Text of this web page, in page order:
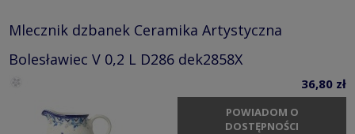
Mlecznik dzbanek Ceramika Artystyczna
Bolesławiec V 0,2 L D286 dek2858X
36,80 zł
POWIADOM O
DOSTĘPNOŚCI